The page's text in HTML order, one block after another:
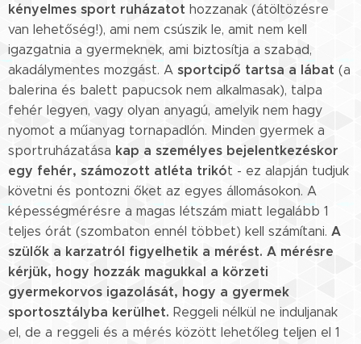
kényelmes sport ruházatot hozzanak (átöltözésre
van lehetőség!), ami nem csúszik le, amit nem kell
igazgatnia a gyermeknek, ami biztosítja a szabad,
akadálymentes mozgást. A sportcipő tartsa a lábat (a
balerina és balett papucsok nem alkalmasak), talpa
fehér legyen, vagy olyan anyagú, amelyik nem hagy
nyomot a műanyag tornapadlón. Minden gyermek a
sportruházatása kap a személyes bejelentkezéskor
egy fehér, számozott atléta trikót - ez alapján tudjuk
követni és pontozni őket az egyes állomásokon. A
képességmérésre a magas létszám miatt legalább 1
teljes órát (szombaton ennél többet) kell számítani. A
szülők a karzatról figyelhetik a mérést. A mérésre
kérjük, hogy hozzák magukkal a körzeti
gyermekorvos igazolását, hogy a gyermek
sportosztályba kerülhet. Reggeli nélkül ne induljanak
el, de a reggeli és a mérés között lehetőleg teljen el 1